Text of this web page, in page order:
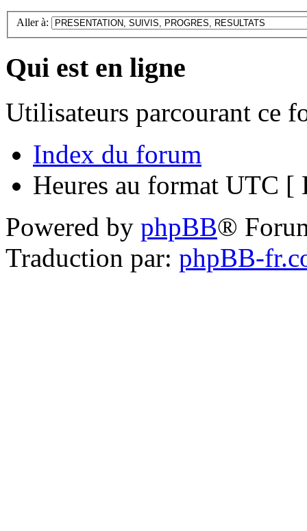
Aller à:
Qui est en ligne
Utilisateurs parcourant ce
Index du forum
Heures au format UTC [
Powered by phpBB®
Traduction par: phpBB-